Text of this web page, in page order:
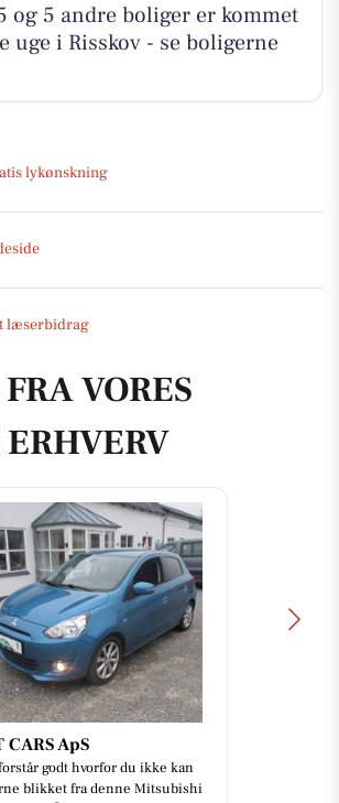
og 5 andre boliger er kommet
uge i Risskov - se boligerne
lykønskning
læserbidrag
VORES
CARS ApS
godt hvorfor du ikke kan
blikket fra denne Mitsubishi